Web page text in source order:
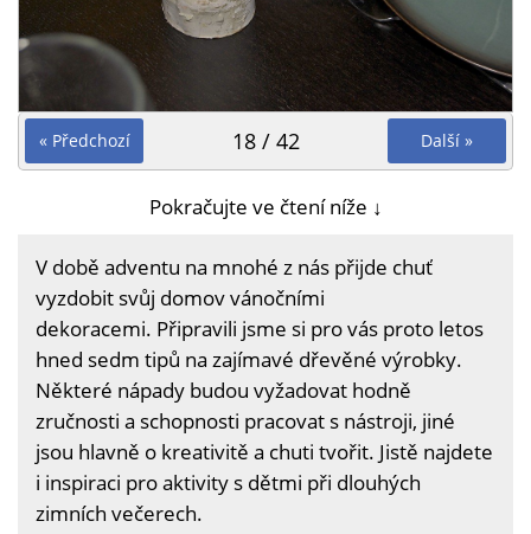
« Předchozí Další »
18 / 42
Pokračujte ve čtení níže ↓
V době adventu na mnohé z nás přijde chuť
vyzdobit svůj domov vánočními
dekoracemi. Připravili jsme si pro vás proto letos
hned sedm tipů na zajímavé dřevěné výrobky.
Některé nápady budou vyžadovat hodně
zručnosti a schopnosti pracovat s nástroji, jiné
jsou hlavně o kreativitě a chuti tvořit. Jistě najdete
i inspiraci pro aktivity s dětmi při dlouhých
zimních večerech.